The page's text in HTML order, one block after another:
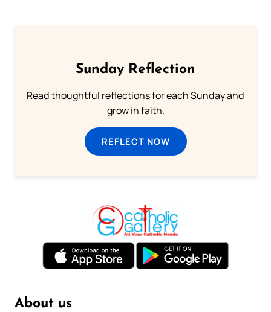
Sunday Reflection
Read thoughtful reflections for each Sunday and
grow in faith.
REFLECT NOW
About us